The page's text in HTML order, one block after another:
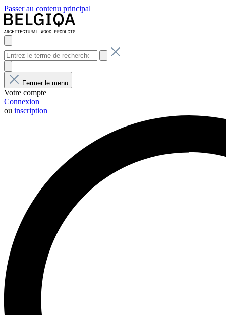
Passer au contenu principal
Fermer le menu
Votre compte
Connexion
ou inscription